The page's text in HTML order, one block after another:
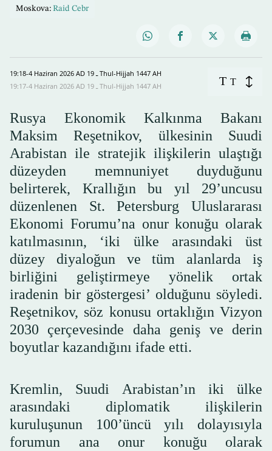
Moskova: Raid Cebr
19:18-4 Haziran 2026 AD ـ 19 Thul-Hijjah 1447 AH
19:17-4 Haziran 2026 AD ـ 19 Thul-Hijjah 1447 AH
T T
Rusya Ekonomik Kalkınma Bakanı
Maksim Reşetnikov, ülkesinin Suudi
Arabistan ile stratejik ilişkilerin ulaştığı
düzeyden memnuniyet duyduğunu
belirterek, Krallığın bu yıl 29’uncusu
düzenlenen St. Petersburg Uluslararası
Ekonomi Forumu’na onur konuğu olarak
katılmasının, ‘iki ülke arasındaki üst
düzey diyaloğun ve tüm alanlarda iş
birliğini geliştirmeye yönelik ortak
iradenin bir göstergesi’ olduğunu söyledi.
Reşetnikov, söz konusu ortaklığın Vizyon
2030 çerçevesinde daha geniş ve derin
boyutlar kazandığını ifade etti.
Kremlin, Suudi Arabistan’ın iki ülke
arasındaki diplomatik ilişkilerin
kuruluşunun 100’üncü yılı dolayısıyla
forumun ana onur konuğu olarak